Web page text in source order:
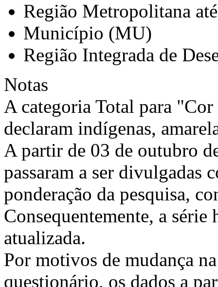
Região Metropolitana
Município (MU)
Região Integrada de
Notas
A categoria Total para
declaram indígenas,
A partir de 03 de outubro
passaram a ser divulgadas
ponderação da pesquisa,
Consequentemente, a
atualizada.
Por motivos de mudança
questionário, os dados a